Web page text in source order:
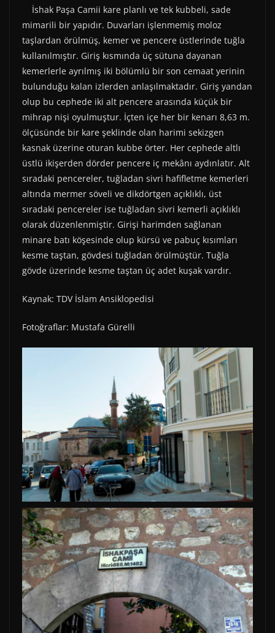
İshak Paşa Camii kare planlı ve tek kubbeli, sade
mimarili bir yapıdır. Duvarları işlenmemiş moloz
taşlardan örülmüş, kemer ve pencere üstlerinde tuğla
kullanılmıştır. Giriş kısmında üç sütuna dayanan
kemerlerle ayrılmış iki bölümlü bir son cemaat yerinin
bulunduğu kalan izlerden anlaşılmaktadır. Giriş yandan
olup bu cephede iki alt pencere arasında küçük bir
mihrap nişi oyulmuştur. İçten içe her bir kenarı 8,63 m.
ölçüsünde bir kare şeklinde olan harimi sekizgen
kasnak üzerine oturan kubbe örter. Her cephede altlı
üstlü ikişerden dörder pencere iç mekânı aydınlatır. Alt
sıradaki pencereler, tuğladan sivri hafifletme kemerleri
altında mermer söveli ve dikdörtgen açıklıklı, üst
sıradaki pencereler ise tuğladan sivri kemerli açıklıklı
olarak düzenlenmiştir. Girişi harimden sağlanan
minare batı köşesinde olup kürsü ve pabuç kısımları
kesme taştan, gövdesi tuğladan örülmüştür. Tuğla
gövde üzerinde kesme taştan üç adet kuşak vardır.
Kaynak: TDV İslam Ansiklopedisi
Fotoğraflar: Mustafa Gürelli